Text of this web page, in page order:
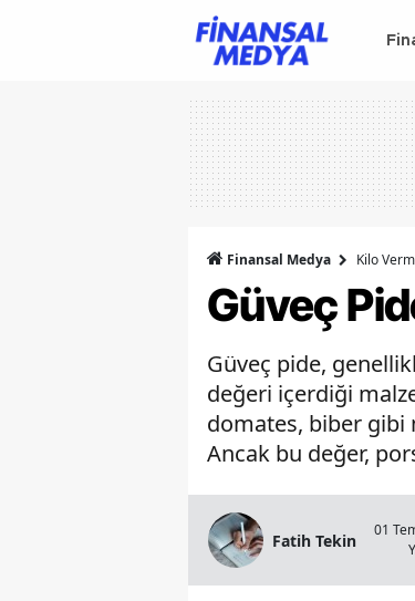
Finansal Medya Kilo
Güveç
Güveç pide,
değeri içerdiği
domates, biber gibi
Ancak bu değer,
Fatih Tekin
01